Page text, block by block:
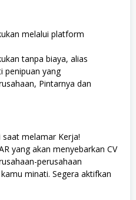
melalui platform
tanpa biaya, alias
penipuan yang
Pintarnya dan
melamar Kerja!
yang akan menyebarkan CV
perusahaan
minati. Segera aktifkan